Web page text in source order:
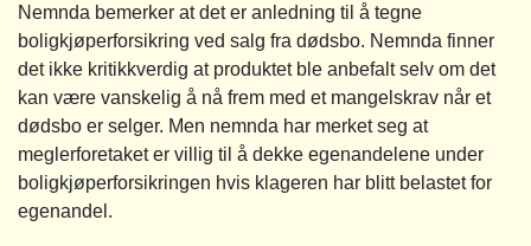
Nemnda bemerker at det er anledning til å tegne
boligkjøperforsikring ved salg fra dødsbo. Nemnda finner
det ikke kritikkverdig at produktet ble anbefalt selv om det
kan være vanskelig å nå frem med et mangelskrav når et
dødsbo er selger. Men nemnda har merket seg at
meglerforetaket er villig til å dekke egenandelene under
boligkjøperforsikringen hvis klageren har blitt belastet for
egenandel.